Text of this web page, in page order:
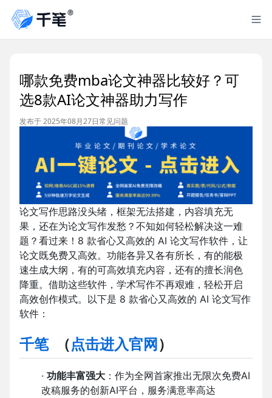
哪款免费mba论文神器比较好？可
选8款AI论文神器助力写作
发布于 2025年08月27日常见问题
论文写作思路没头绪，框架无法搭建，内容填充无
果，还在为论文写作发愁？不知如何轻松解决这一难
题？看过来！8 款省心又高效的 AI 论文写作软件，让
论文既免费又高效。功能各异又各有所长，有的能极
速生成大纲，有的可高效填充内容，还有的擅长润色
降重。借助这些软件，学术写作不再艰难，轻松开启
高效创作模式。以下是 8 款省心又高效的 AI 论文写作
软件：
千笔（点击进入官网 ）
· 功能丰富强大 ：作为全网首家推出无限次免费AI
改稿服务的创新AI平台，服务满意率高达